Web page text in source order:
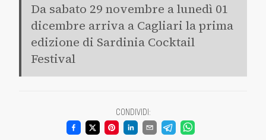
Da sabato 29 novembre a lunedì 01
dicembre arriva a Cagliari la prima
edizione di Sardinia Cocktail
Festival
CONDIVIDI: